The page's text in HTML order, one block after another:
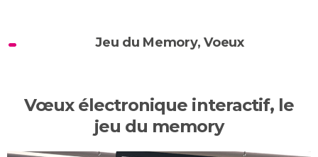
Jeu du Memory,Voeux
Vœux électronique interactif, le
jeu du memory